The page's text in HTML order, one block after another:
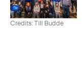
Credits: Till Budde